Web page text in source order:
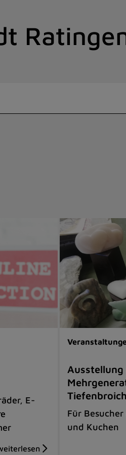
E-
Ausstellung
Tiefenbroich
Für
und Kuchen